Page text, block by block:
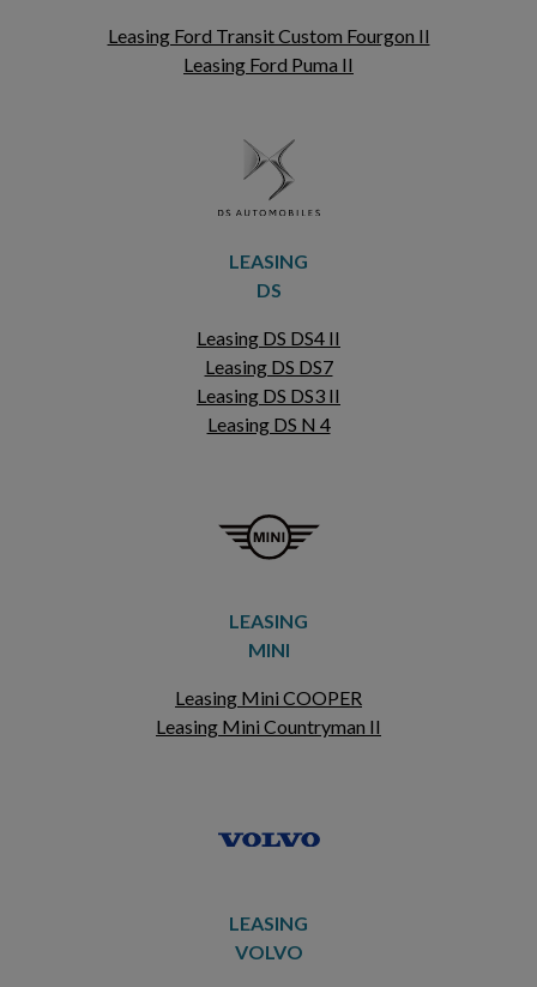
Leasing Ford Transit Custom Fourgon II
Leasing Ford Puma II
LEASING
DS
Leasing DS DS4 II
Leasing DS DS7
Leasing DS DS3 II
Leasing DS N 4
LEASING
MINI
Leasing Mini COOPER
Leasing Mini Countryman II
LEASING
VOLVO